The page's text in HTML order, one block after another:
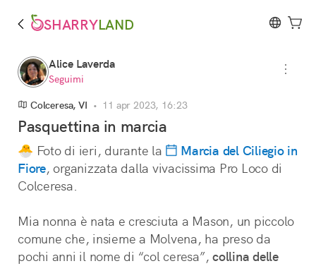
SHARRYLAND
Alice Laverda
Seguimi
Colceresa, VI • 11 apr 2023, 16:23
Pasquettina in marcia
🐣 Foto di ieri, durante la
Marcia del Ciliegio in
Fiore, organizzata dalla vivacissima Pro Loco di
Colceresa.
Mia nonna è nata e cresciuta a Mason, un piccolo
comune che, insieme a Molvena, ha preso da
pochi anni il nome di “col ceresa”, collina delle